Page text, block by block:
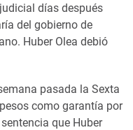
días después
del gobierno de
Huber Olea debió
pasada la Sexta
como garantía por
que Huber